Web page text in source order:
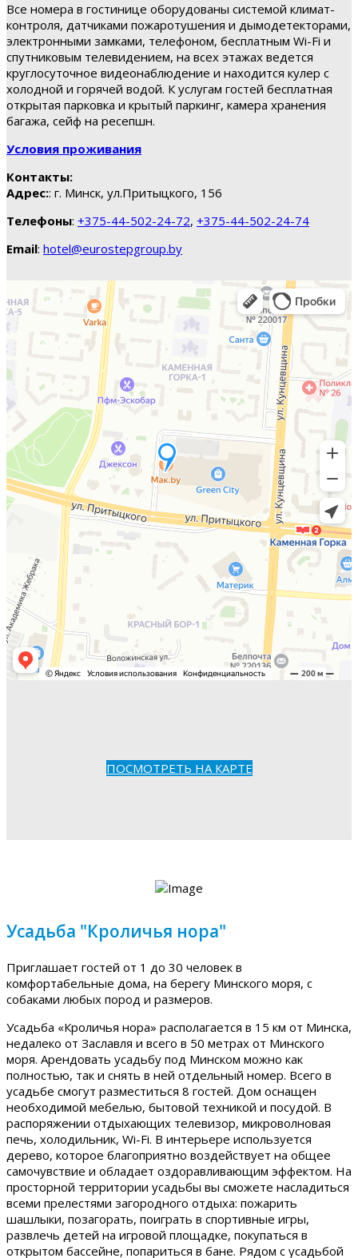
Все номера в гостинице оборудованы системой климат-
контроля, датчиками пожаротушения и дымодетекторами,
электронными замками, телефоном, бесплатным Wi-Fi и
спутниковым телевидением, на всех этажах ведется
круглосуточное видеонаблюдение и находится кулер с
холодной и горячей водой. К услугам гостей бесплатная
открытая парковка и крытый паркинг, камера хранения
багажа, сейф на ресепшн.
Условия проживания
Контакты:
Адрес:: г. Минск, ул.Притыцкого, 156
Телефоны: +375-44-502-24-72, +375-44-502-24-74
Email: hotel@eurostepgroup.by
ПОСМОТРЕТЬ НА КАРТЕ
Усадьба "Кроличья нора"
Приглашает гостей от 1 до 30 человек в
комфортабельные дома, на берегу Минского моря, с
собаками любых пород и размеров.
Усадьба «Кроличья нора» располагается в 15 км от Минска,
недалеко от Заславля и всего в 50 метрах от Минского
моря. Арендовать усадьбу под Минском можно как
полностью, так и снять в ней отдельный номер. Всего в
усадьбе смогут разместиться 8 гостей. Дом оснащен
необходимой мебелью, бытовой техникой и посудой. В
распоряжении отдыхающих телевизор, микроволновая
печь, холодильник, Wi-Fi. В интерьере используется
дерево, которое благоприятно воздействует на общее
самочувствие и обладает оздоравливающим эффектом. На
просторной территории усадьбы вы сможете насладиться
всеми прелестями загородного отдыха: пожарить
шашлыки, позагорать, поиграть в спортивные игры,
развлечь детей на игровой площадке, покупаться в
открытом бассейне, попариться в бане. Рядом с усадьбой